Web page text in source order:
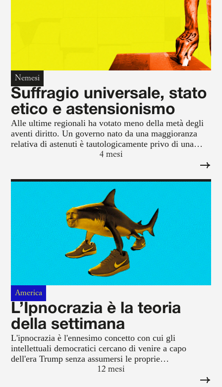
Nemesi
Suffragio universale, stato
etico e astensionismo
Alle ultime regionali ha votato meno della metà degli
aventi diritto. Un governo nato da una maggioranza
relativa di astenuti è tautologicamente privo di una
legittimazione numerica.4 mesi
America
L’Ipnocrazia è la teoria
della settimana
L'ipnocrazia è l'ennesimo concetto con cui gli
intellettuali democratici cercano di venire a capo
dell'era Trump senza assumersi le proprie
12 mesi